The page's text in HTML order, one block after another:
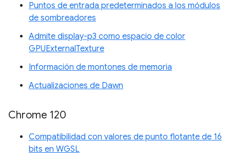
Puntos de entrada predeterminados a los módulos
de sombreadores
Admite display-p3 como espacio de color
GPUExternalTexture
Información de montones de memoria
Actualizaciones de Dawn
Chrome 120
Compatibilidad con valores de punto flotante de 16
bits en WGSL